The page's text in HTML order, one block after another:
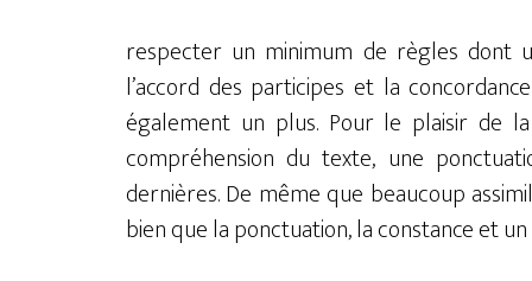
respecter un minimum de règles dont
l’accord des participes et la
également un plus. Pour le plaisir de
compréhension du texte, une
dernières. De même que beaucoup
bien que la ponctuation, la constance et